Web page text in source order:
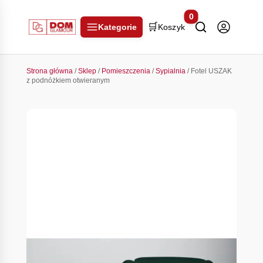
Kategorie 🛒 Koszyk
0
Strona główna/Sklep/ Pomieszczenia/Sypialnia/ Fotel USZAK
z podnóżkiem otwieranym